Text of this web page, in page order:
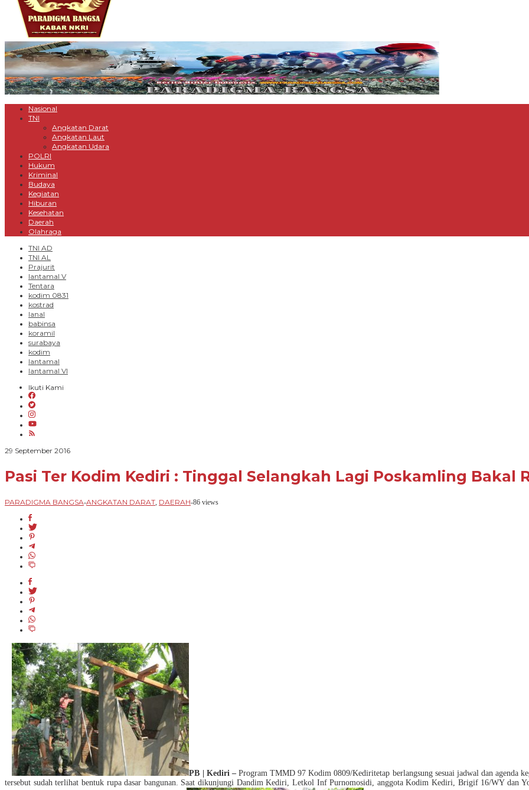
Nasional
TNI
Angkatan Darat
Angkatan Laut
Angkatan Udara
POLRI
Hukum
Kriminal
Budaya
Kegiatan
Hiburan
Kesehatan
Daerah
Olahraga
TNI AD
TNI AL
Prajurit
lantamal V
Tentara
kodim 0831
kostrad
lanal
babinsa
koramil
surabaya
kodim
lantamal
lantamal VI
Ikuti Kami
29 September 2016oleh
Pasi Ter Kodim Kediri : Tinggal Selangkah Lagi Poskamling Bakal
PARADIGMA BANGSA-ANGKATAN DARAT, DAERAH-86 views
PB | Kediri – Program TMMD 97 Kodim 0809/Kediritetap berlangsung sesuai jadwal dan agenda
tersebut sudah terlihat bentuk rupa dasar bangunan. Saat dikunjungi Dandim Kediri, Letkol Inf Purnomosidi, anggota Kodim Kediri, Brigif 16/WY dan